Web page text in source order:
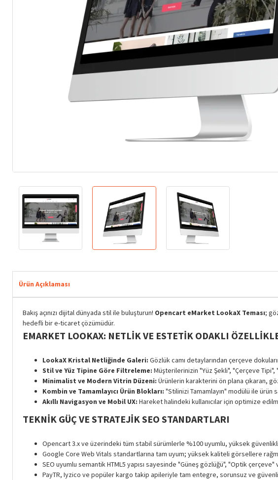
Ürün Açıklaması
Bakış açınızı dijital dünyada stil ile buluşturun! Opencart eMarket LookaX Teması;
hedefli bir e-ticaret çözümüdür.
EMARKET LOOKAX: NETLIK VE ESTETIK ODAKLI
LookaX Kristal Netliğinde Galeri: Gözlük camı detaylarından çerçeve
Stil ve Yüz Tipine Göre Filtreleme: Müşterilerinizin "Yüz Şekli", "Çerçeve Tipi",
Minimalist ve Modern Vitrin Düzeni: Ürünlerin karakterini ön plana çıkaran,
Kombin ve Tamamlayıcı Ürün Blokları: "Stilinizi Tamamlayın" modülü ile ürün
Akıllı Navigasyon ve Mobil UX: Hareket halindeki kullanıcılar için optimize
TEKNIK GÜÇ VE STRATEJIK SEO STANDARTLARI
Opencart 3.x ve üzerindeki tüm stabil sürümlerle %100 uyumlu, yüksek güvenlikli
Google Core Web Vitals standartlarına tam uyum; yüksek kaliteli görsellere
SEO uyumlu semantik HTML5 yapısı sayesinde "Güneş gözlüğü", "Optik
PayTR, Iyzico ve popüler kargo takip apileriyle tam entegre, sorunsuz ve